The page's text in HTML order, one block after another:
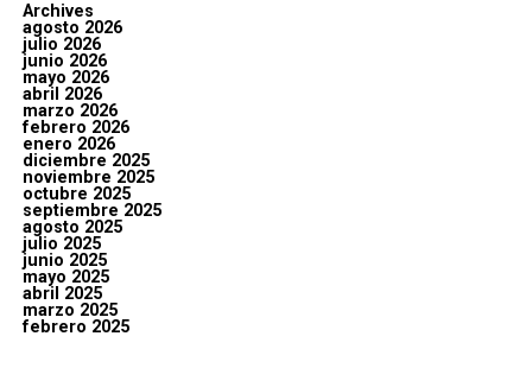
Archives
agosto 2026
julio 2026
junio 2026
mayo 2026
abril 2026
marzo 2026
febrero 2026
enero 2026
diciembre 2025
noviembre 2025
octubre 2025
septiembre 2025
agosto 2025
julio 2025
junio 2025
mayo 2025
abril 2025
marzo 2025
febrero 2025